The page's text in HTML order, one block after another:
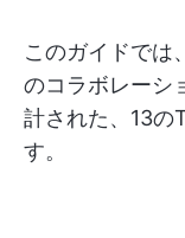
このガイドでは
のコラボレーシ
計された、13の
す。